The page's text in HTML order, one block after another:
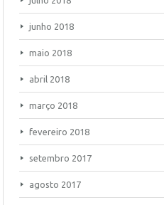
junho 2018
maio 2018
abril 2018
março 2018
fevereiro 2018
setembro 2017
agosto 2017